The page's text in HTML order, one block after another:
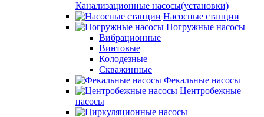
Канализационные насосы(установки)
Насосные станции
Погружные насосы
Вибрационные
Винтовые
Колодезные
Скважинные
Фекальные насосы
Центробежные
насосы